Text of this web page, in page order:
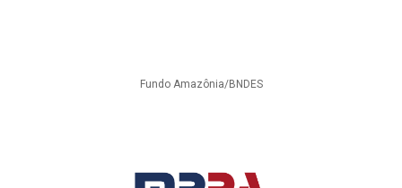
Fundo Amazônia/BNDES